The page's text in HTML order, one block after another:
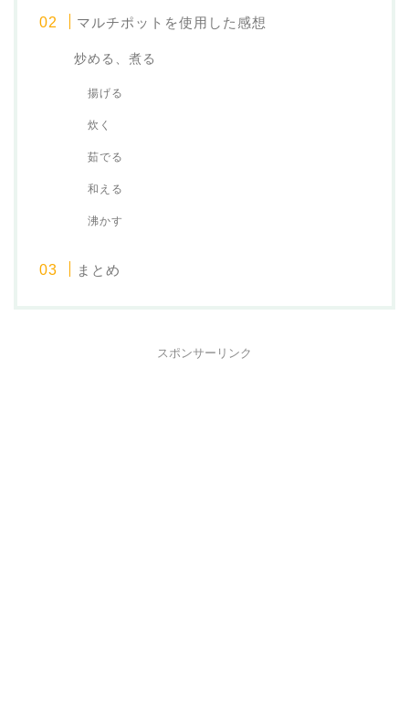
マルチポットを使用した感想
炒める、煮る
揚げる
炊く
茹でる
和える
沸かす
まとめ
スポンサーリンク